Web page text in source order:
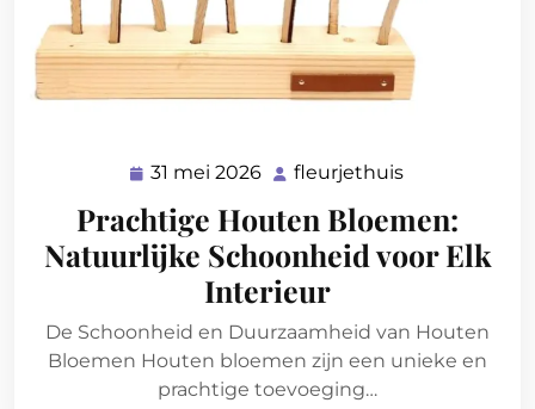
31 mei 2026 31
2026
fleurjethuis
Prachtige Houten Bloemen:
Natuurlijke Schoonheid voor Elk
Interieur
De Schoonheid en Duurzaamheid van Houten
Bloemen Houten bloemen zijn een unieke en
prachtige toevoeging…